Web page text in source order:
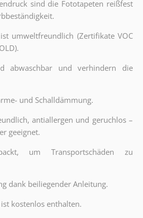
sind die Fototapeten reißfest
umweltfreundlich (Zertifikate VOC
abwaschbar und verhindern die
und Schalldämmung.
antiallergen und geruchlos –
geeignet.
um Transportschäden zu
dank beiliegender Anleitung.
kostenlos enthalten.